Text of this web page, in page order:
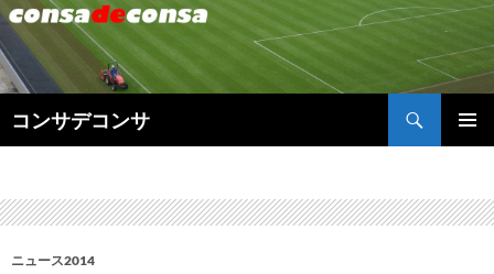
コンサデコンサ
索
ン
ツ
へ
ニュース2014